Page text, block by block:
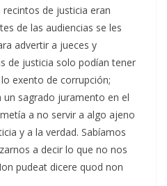
de justicia eran
de las audiencias se les
advertir a jueces y
de justicia solo podían tener
exento de corrupción;
sagrado juramento en el
a no servir a algo ajeno
y a la verdad. Sabíamos
a decir lo que no nos
pudeat dicere quod non